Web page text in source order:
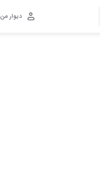
دیوار من